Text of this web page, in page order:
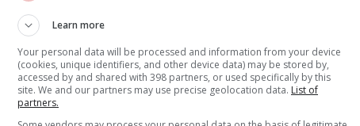
Learn more
Your personal data will be processed and information from your device
(cookies, unique identifiers, and other device data) may be stored by,
accessed by and shared with 398 partners, or used specifically by this
site. We and our partners may use precise geolocation data. List of
partners.